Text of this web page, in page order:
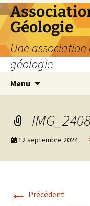
Aller
au
contenu
Géologie
Une
géologie
Menu
12 septembre 2024
← Précédent